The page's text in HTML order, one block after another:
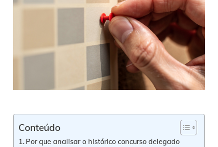
Conteúdo
Por que analisar o histórico concurso delegado